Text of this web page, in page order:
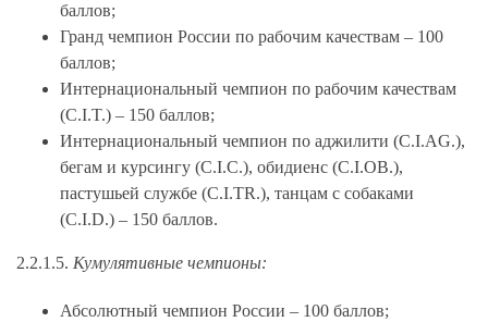
баллов;
Гранд чемпион России по рабочим качествам – 100
баллов;
Интернациональный чемпион по рабочим качествам
(C.I.T.) – 150 баллов;
Интернациональный чемпион по аджилити (C.I.AG.),
бегам и курсингу (C.I.C.), обидиенс (C.I.OB.),
пастушьей службе (C.I.TR.), танцам с собаками
(C.I.D.) – 150 баллов.
2.2.1.5. Кумулятивные чемпионы:
Абсолютный чемпион России – 100 баллов;